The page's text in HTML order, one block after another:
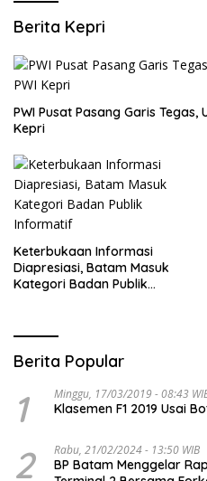
Berita Kepri
PWI Pusat Pasang Garis Tegas,
Kepri
Keterbukaan Informasi
Diapresiasi, Batam Masuk
Kategori Badan Publik
Berita Popular
1 Minggu, 17/03/2019 - 08:43
Klasemen F1 2019 Usai
2 Rabu, 21/02/2024 - 13:50 WIB
BP Batam Menggelar